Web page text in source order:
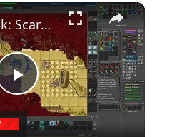
×
Play Video
Weekly Task: Scarab - Melhor Localização e Respawn Otimizado